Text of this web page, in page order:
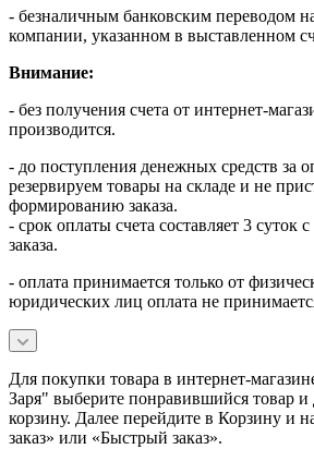
- безналичным банковским переводом
компании, указанном в выставленном
Внимание:
- без получения счета от интернет-
производится.
- до поступления денежных средств за
резервируем товары на складе и не
формированию заказа.
- срок оплаты счета составляет 3 суток
заказа.
- оплата принимается только от
юридических лиц оплата не
Для покупки товара в интернет-
Заря" выберите понравившийся товар и
корзину. Далее перейдите в Корзину и
заказ» или «Быстрый заказ».